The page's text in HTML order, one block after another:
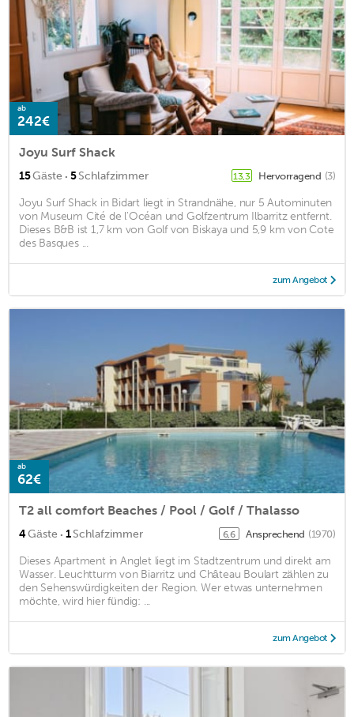
ab
242€
Joyu Surf Shack
15Gäste · 5Schlafzimmer 13,3 Hervorragend (3)
Joyu Surf Shack in Bidart liegt in Strandnähe, nur 5 Autominuten
von Museum Cité de l'Océan und Golfzentrum Ilbarritz entfernt.
Dieses B&B ist 1,7 km von Golf von Biskaya und 5,9 km von Cote
des Basques ...
zum Angebot
ab
62€
T2 all comfort Beaches / Pool / Golf / Thalasso
4Gäste · 1Schlafzimmer 6,6 Ansprechend (1970)
Dieses Apartment in Anglet liegt im Stadtzentrum und direkt am
Wasser. Leuchtturm von Biarritz und Château Boulart zählen zu
den Sehenswürdigkeiten der Region. Wer etwas unternehmen
möchte, wird hier fündig: ...
zum Angebot